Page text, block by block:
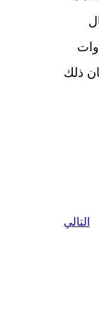
ذلك
التالي